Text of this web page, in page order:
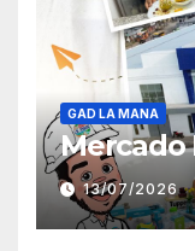
GAD LA MANA
Mercado
13/07/2026